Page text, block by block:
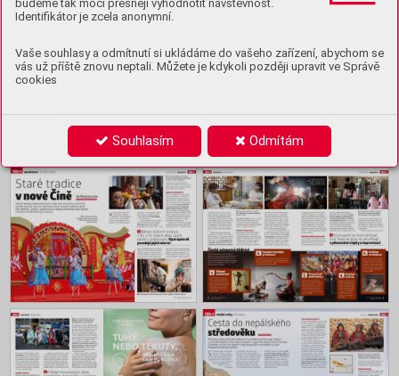
budeme tak moci přesněji vyhodnotit návštěvnost.
Identifikátor je zcela anonymní.
Vaše souhlasy a odmítnutí si ukládáme do vašeho zařízení, abychom se
vás už příště znovu neptali. Můžete je kdykoli později upravit ve Správě
cookies
Souhlasím Odmítám